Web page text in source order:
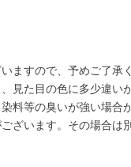
ますので、予めご了承
見た目の色に多少違い
料等の臭いが強い場合
ざいます。その場合は